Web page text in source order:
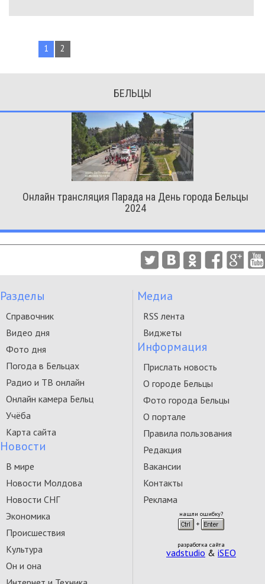
1 2
БЕЛЬЦЫ
Онлайн трансляция Парада на День города Бельцы
2024
Разделы
Справочник
Видео дня
Фото дня
Погода в Бельцах
Радио и ТВ онлайн
Онлайн камера Бельц
Учёба
Карта сайта
Новости
В мире
Новости Молдова
Новости СНГ
Экономика
Происшествия
Культура
Он и она
Медиа
RSS лента
Виджеты
Информация
Прислать новость
О городе Бельцы
Фото города Бельцы
О портале
Правила пользования
Редакция
Вакансии
Контакты
Реклама
нашли ошибку?
разработка сайта
vadstudio & iSEO